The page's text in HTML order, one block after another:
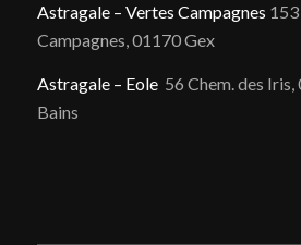
Astragale – Vertes Campagnes 153
Campagnes, 01170 Gex
Astragale – Eole56 Chem. des Iris,
Bains